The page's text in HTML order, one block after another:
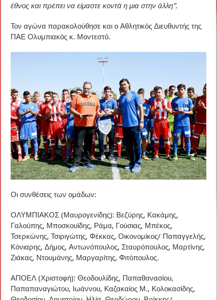
έθνος και πρέπει να είμαστε κοντά η μια στην άλλη”.
Τον αγώνα παρακολούθησε και ο Αθλητικός Διευθυντής της
ΠΑΕ Ολυμπιακός κ. Μοντεστό.
Οι συνθέσεις των ομάδων:
ΟΛΥΜΠΙΑΚΟΣ (Μαυρογενίδης): Βεζύρης, Κακάμης,
Γαλούπης, Μποσκουϊδης, Ράμα, Γούσιας, Μπέκος,
Τσερκώνης, Τσιριγώτης, Φέκκας, Οικονομίκος/ Παπαγγελής,
Κόνιαρης, Δήμος, Αντωνόπουλος, Σταυρόπουλος, Μαρτίνης,
Ζιάκας, Ντουμάνης, Μαργαρίτης, Φιτόπουλος.
ΑΠΟΕΛ (Χριστοφή): Θεοδουλίδης, Παπαθανασίου,
Παπαπαναγιώτου, Ιωάννου, Καζακαίος Μ., Κολοκασίδης,